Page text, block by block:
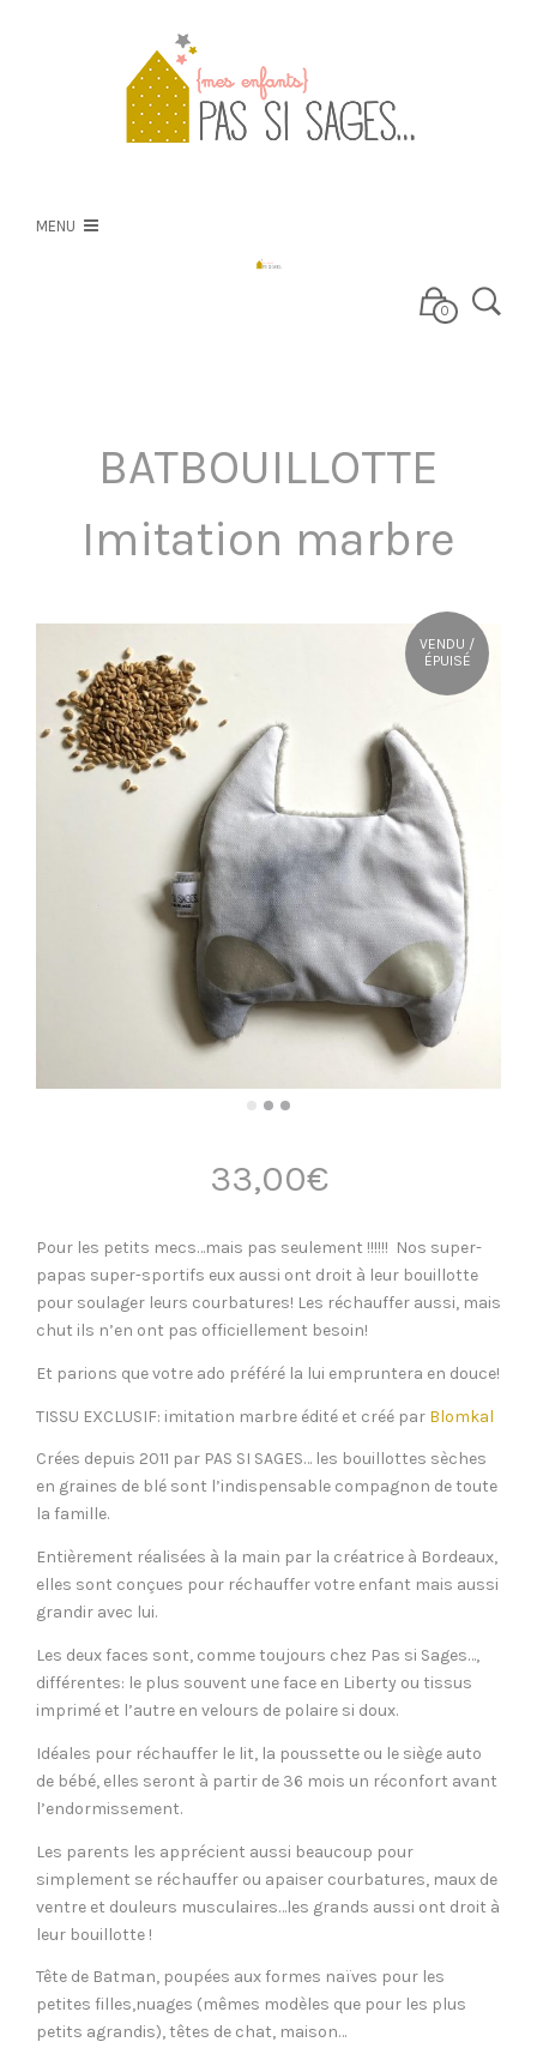
MENU
0
BATBOUILLOTTE
Imitation marbre
VENDU /
ÉPUISÉ
33,00€
Pour les petits mecs…mais pas seulement !!!!!! Nos super-
papas super-sportifs eux aussi ont droit à leur bouillotte
pour soulager leurs courbatures! Les réchauffer aussi, mais
chut ils n’en ont pas officiellement besoin!
Et parions que votre ado préféré la lui empruntera en douce!
TISSU EXCLUSIF: imitation marbre édité et créé par Blomkal
Crées depuis 2011 par PAS SI SAGES… les bouillottes sèches
en graines de blé sont l’indispensable compagnon de toute
la famille.
Entièrement réalisées à la main par la créatrice à Bordeaux,
elles sont conçues pour réchauffer votre enfant mais aussi
grandir avec lui.
Les deux faces sont, comme toujours chez Pas si Sages…,
différentes: le plus souvent une face en Liberty ou tissus
imprimé et l’autre en velours de polaire si doux.
Idéales pour réchauffer le lit, la poussette ou le siège auto
de bébé, elles seront à partir de 36 mois un réconfort avant
l’endormissement.
Les parents les apprécient aussi beaucoup pour
simplement se réchauffer ou apaiser courbatures, maux de
ventre et douleurs musculaires…les grands aussi ont droit à
leur bouillotte !
Tête de Batman, poupées aux formes naïves pour les
petites filles,nuages (mêmes modèles que pour les plus
petits agrandis), têtes de chat, maison…
OÙ NOUS TROUVER ?